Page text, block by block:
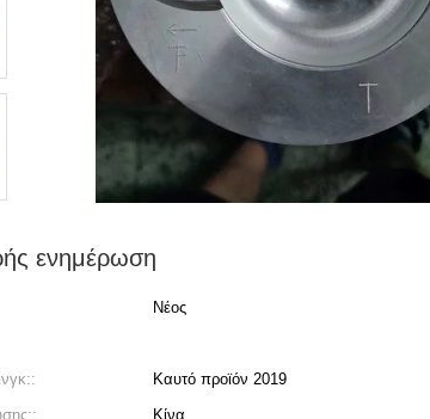
ενημέρωση
Νέος
Καυτό προϊόν 2019
Κίνα